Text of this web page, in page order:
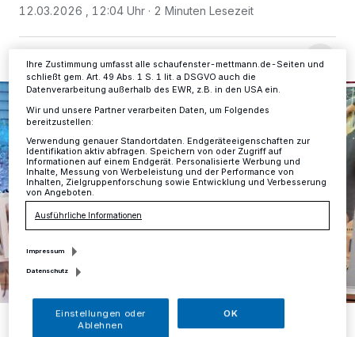
12.03.2026 , 12:04 Uhr 2 Minuten Lesezeit
Schülerinnen und Schüler hatten für das gemeinsame
Fastenbrechen Dekorationen gebastelt.
ändern oder Ihre Einwilligung zu widerrufen, indem Sie auf den Link
Einstellungen oder Ablehnen am unteren Rand der Webseite klicken.
Ihre Zustimmung umfasst alle schaufenster-mettmann.de-Seiten und
schließt gem. Art. 49 Abs. 1 S. 1 lit. a DSGVO auch die
Datenverarbeitung außerhalb des EWR, z.B. in den USA ein.
Wir und unsere Partner verarbeiten Daten, um Folgendes
bereitzustellen:
Verwendung genauer Standortdaten. Endgeräteeigenschaften zur
Identifikation aktiv abfragen. Speichern von oder Zugriff auf
Informationen auf einem Endgerät. Personalisierte Werbung und
Inhalte, Messung von Werbeleistung und der Performance von
Inhalten, Zielgruppenforschung sowie Entwicklung und Verbesserung
von Angeboten.
Ausführliche Informationen
Impressum
Datenschutz
Einstellungen oder
Ablehnen
OK